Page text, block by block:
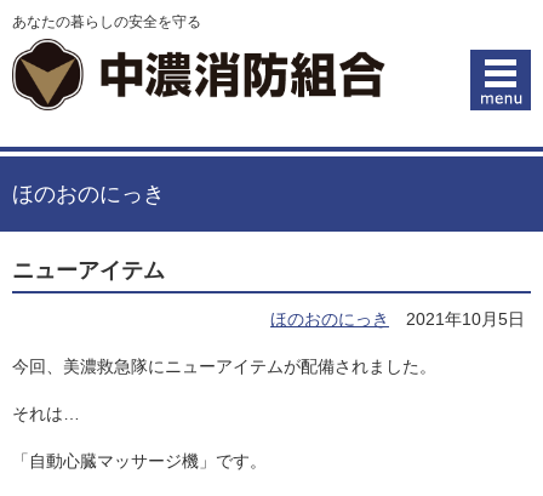
あなたの暮らしの安全を守る
ほのおのにっき
ニューアイテム
ほのおのにっき 2021年10月5日
今回、美濃救急隊にニューアイテムが配備されました。
それは…
「自動心臓マッサージ機」です。